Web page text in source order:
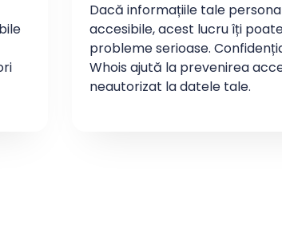
Dacă informațiile tale
accesibile, acest lucru îți
probleme serioase.
Whois ajută la prevenirea
neautorizat la datele tale.